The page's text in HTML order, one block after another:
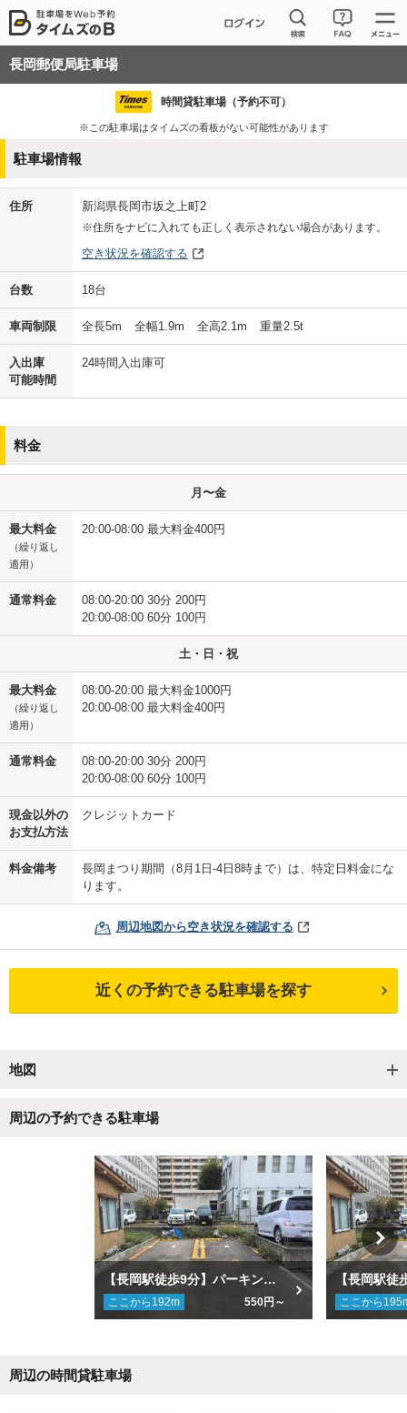
長岡郵便局駐車場
時間貸駐車場（予約不可）
※この駐車場はタイムズの看板がない可能性があります
駐車場情報
住所 新潟県長岡市坂之上町2
※住所をナビに入れても正しく表示されない場合があります。
空き状況を確認する
台数 18台
車両制限 全長5m 全幅1.9m 全高2.1m 重量2.5t
入出庫
可能時間
24時間入出庫可
料金
月〜金
最大料金
（繰り返し
適用）
20:00-08:00 最大料金400円
通常料金
08:00-20:00 30分 200円
20:00-08:00 60分 100円
土・日・祝
最大料金
（繰り返し
適用）
08:00-20:00 最大料金1000円
20:00-08:00 最大料金400円
通常料金
08:00-20:00 30分 200円
20:00-08:00 60分 100円
現金以外の
お支払方法
クレジットカード
料金備考
長岡まつり期間（8月1日-4日8時まで）は、特定日料金にな
ります。
周辺地図から空き状況を確認する
近くの予約できる駐車場を探す
地図
周辺の予約できる駐車場
【長岡駅徒歩9分】パーキングスペース長岡表町3丁目月極駐車場
ここから 192m 550円～ ここから 195
周辺の時間貸駐車場